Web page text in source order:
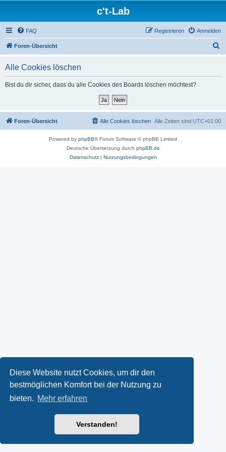
Diese Website nutzt Cookies, um dir den
bestmöglichen Komfort bei der Nutzung zu
bieten. Mehr erfahren
Verstanden!
c't-Lab
FAQ Anmelden
Registrieren
Foren-Übersicht
Alle Cookies löschen
Bist du dir sicher, dass du alle Cookies des Boards löschen möchtest?
Foren-Übersicht Alle Zeiten sind UTC+01:00
Alle Cookies löschen
Powered by phpBB® Forum Software © phpBB Limited
Deutsche Übersetzung durch phpBB.de
Datenschutz| Nutzungsbedingungen